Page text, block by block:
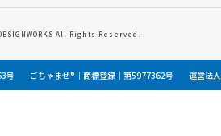
All Rights Reserved.
号 ごちゃまぜ®｜商標登録｜第5977362号 運営法